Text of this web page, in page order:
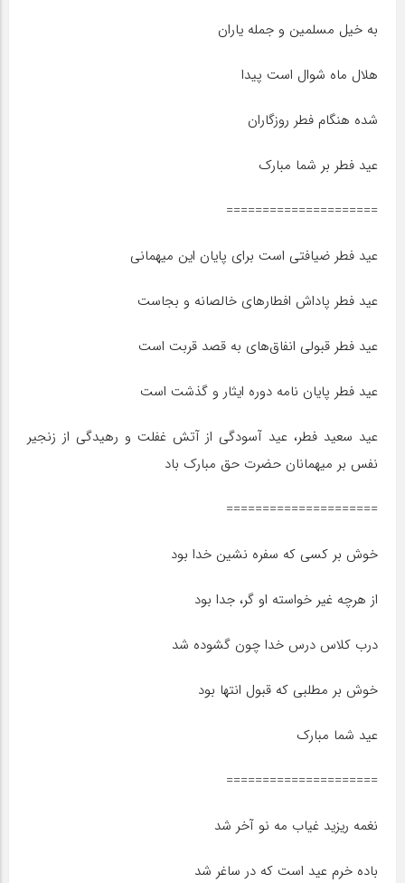
به خیل مسلمین و جمله یاران
هلال ماه شوال است پیدا
شده هنگام فطر روزگاران
عید فطر بر شما مبارک
=====================
عید فطر ضیافتی است برای پایان این میهمانی
عید فطر پاداش افطارهای خالصانه و بجاست
عید فطر قبولی انفاق‌های به قصد قربت است
عید فطر پایان نامه دوره ایثار و گذشت است
عید سعید فطر، عید آسودگی از آتش غفلت و رهیدگی از زنجیر
نفس بر میهمانان حضرت حق مبارک باد
=====================
خوش بر کسی که سفره نشین خدا بود
از هرچه غیر خواسته او گر، جدا بود
درب کلاس درس خدا چون گشوده شد
خوش بر مطلبی که قبول انتها بود
عید شما مبارک
=====================
نغمه ریزید غیاب مه نو آخر شد
باده خرم عید است که در ساغر شد